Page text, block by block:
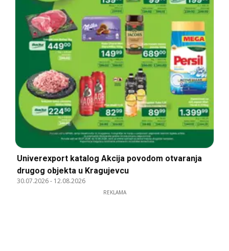
Univerexport katalog Akcija povodom otvaranja
drugog objekta u Kragujevcu
30.07.2026- 12.08.2026
REKLAMA